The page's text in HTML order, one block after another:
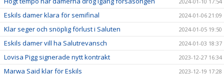
Eskils damer klara för semifinal 2024-01-06 21:09
Klar seger och snöplig förlust i Saluten 2024-01-05 19:50
Eskils damer vill ha Salutrevansch 2024-01-03 18:37
Lovisa Pigg signerade nytt kontrakt 2023-12-27 16:34
Marwa Said klar för Eskils 2023-12-19 17:28